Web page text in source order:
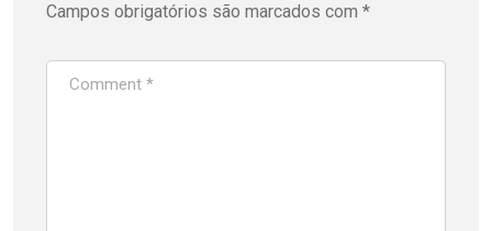
Campos obrigatórios são marcados com *